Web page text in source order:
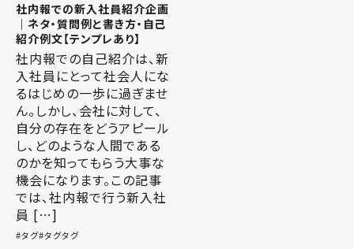
社内報での新入社員紹介企画
｜ネタ・質問例と書き方・自己
紹介例文【テンプレあり】
社内報での自己紹介は、新
入社員にとって社会人にな
るはじめの一歩に過ぎませ
ん。しかし、会社に対して、
自分の存在をどうアピール
し、どのような人間である
のかを知ってもらう大事な
機会になります。この記事
では、社内報で行う新入社
員 […]
タグ タグタグ